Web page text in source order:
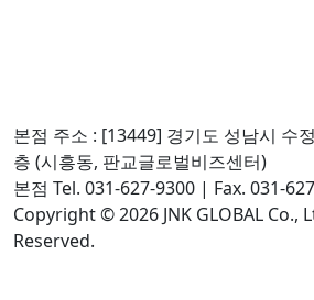
본점 주소 : [13449] 경기도 성남시 수
층 (시흥동, 판교글로벌비즈센터)
본점 Tel. 031-627-9300 | Fax. 031-
Copyright © 2026 JNK GLOBAL Co.,
Reserved.